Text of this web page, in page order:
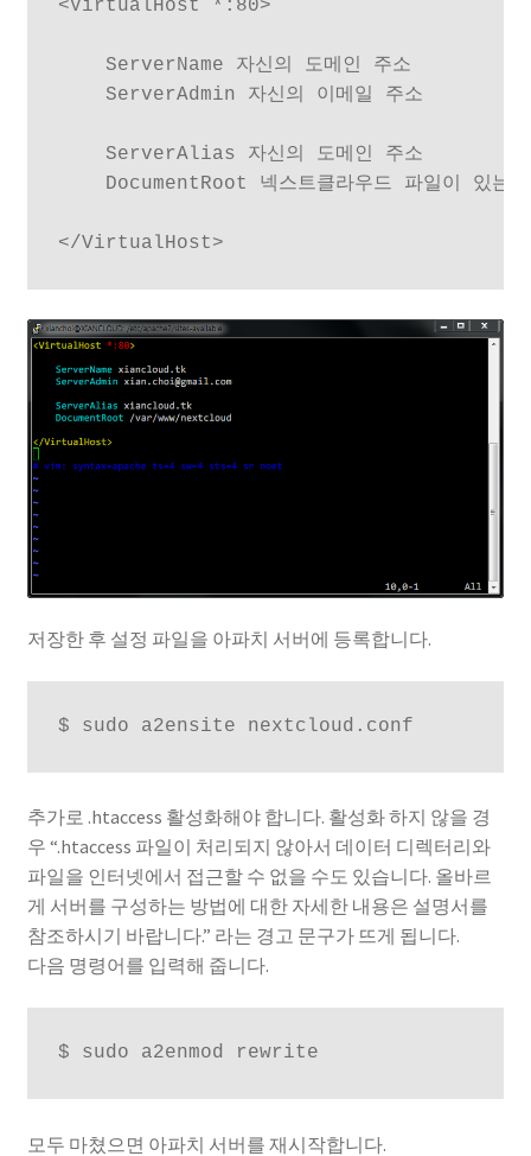
<VirtualHost *:80>
    ServerName 자신의 도메인 주소
    ServerAdmin 자신의 이메일 주소
    ServerAlias 자신의 도메인 주소
DocumentRoot 넥스트클라우드 파일이 있는
</VirtualHost>
저장한 후 설정 파일을 아파치 서버에 등록합니다.
$ sudo a2ensite nextcloud.conf
추가로 .htaccess 활성화해야 합니다. 활성화 하지 않을 경
우 “.htaccess 파일이 처리되지 않아서 데이터 디렉터리와
파일을 인터넷에서 접근할 수 없을 수도 있습니다. 올바르
게 서버를 구성하는 방법에 대한 자세한 내용은 설명서를
참조하시기 바랍니다.” 라는 경고 문구가 뜨게 됩니다.
다음 명령어를 입력해 줍니다.
모두 마쳤으면 아파치 서버를 재시작합니다.